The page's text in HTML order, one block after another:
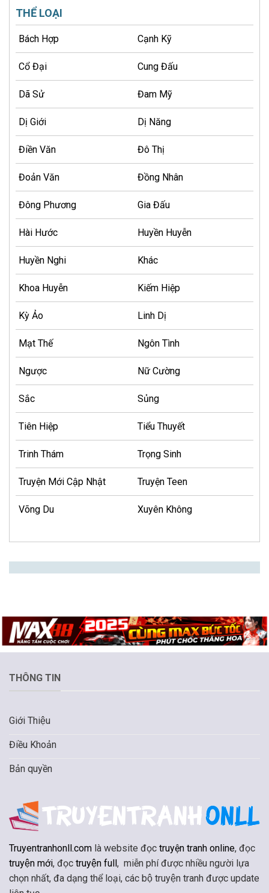
THỂ LOẠI
Bách Hợp Cạnh Kỹ
Cổ Đại Cung Đấu
Dã Sử Đam Mỹ
Dị Giới Dị Năng
Điền Văn Đô Thị
Đoản Văn Đồng Nhân
Đông Phương Gia Đấu
Hài Hước Huyền Huyễn
Huyền Nghi Khác
Khoa Huyễn Kiếm Hiệp
Kỳ Ảo Linh Dị
Mạt Thế Ngôn Tình
Ngược Nữ Cường
Sắc Sủng
Tiên Hiệp Tiểu Thuyết
Trinh Thám Trọng Sinh
Truyện Mới Cập Nhật Truyện Teen
Võng Du Xuyên Không
THÔNG TIN
Giới Thiệu
Điều Khoản
Bản quyền
Truyentranhonll.com là website đọc truyện tranh online, đọc
truyện mới, đọc truyện full, miễn phí được nhiều người lựa
chọn nhất, đa dạng thể loại, các bộ truyện tranh được update